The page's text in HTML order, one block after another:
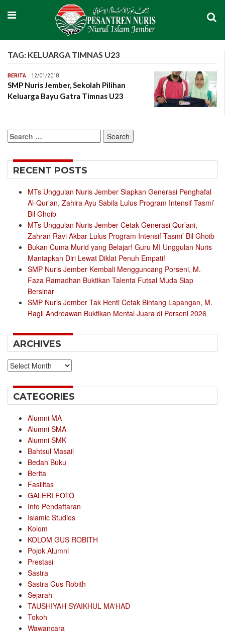
TAG: KELUARGA TIMNAS U23
BERITA 12/01/2018
SMP Nuris Jember, Sekolah Pilihan
Keluarga Bayu Gatra Timnas U23
Search
for:
RECENT POSTS
MTs Unggulan Nuris Jember Siapkan Generasi Penghafal
Al-Qur’an, Zahira Ayu Sabila Lulus Program Intensif Tasmi’
Bil Ghoib
MTs Unggulan Nuris Jember Cetak Generasi Qur’ani,
Zahran Ravi Akbar Lulus Program Intensif Tasmi’ Bil Ghoib
Bukan Cuma Murid yang Belajar! Guru MI Unggulan Nuris
Mantapkan Diri Lewat Diklat Penuh Empati!
SMP Nuris Jember Kembali Mengguncang Porseni, M.
Faza Ramadhan Buktikan Talenta Futsal Muda Siap
Bersinar
SMP Nuris Jember Tak Henti Cetak Bintang Lapangan, M.
Ragil Andreawan Buktikan Mental Juara di Porseni 2026
ARCHIVES
Archives
CATEGORIES
Alumni MA
Alumni SMA
Alumni SMK
Bahtsul Masail
Bedah Buku
Berita
Fasilitas
GALERI FOTO
Info Pendaftaran
Islamic Studies
Kolom
KOLOM GUS ROBITH
Pojok Alumni
Prestasi
Sastra
Sastra Gus Robith
Sejarah
TAUSHIYAH SYAIKHUL MA'HAD
Tokoh
Wawancara